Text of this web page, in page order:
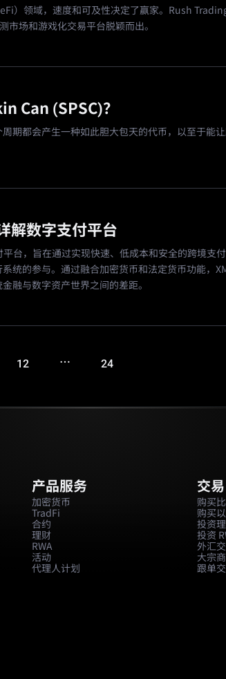
）领域，速度和可及性决定了赢家。Rush
市场和游戏化交易平台脱颖而出。
Can (SPSC)？
期都会产生一种如此胆大包天的代币，以至于能
解数字支付平台
平台，旨在通过实现快速、低成本和安全的跨境支
统的参与。通过融合加密货币和法定货币功能，
融与数字资产世界之间的差距。
12 … 24
产品服务
加密货币
TradFi
合约
理财
RWA
活动
代理人计划
交易
购买
购买
投资
投资
外汇
大宗
跟单